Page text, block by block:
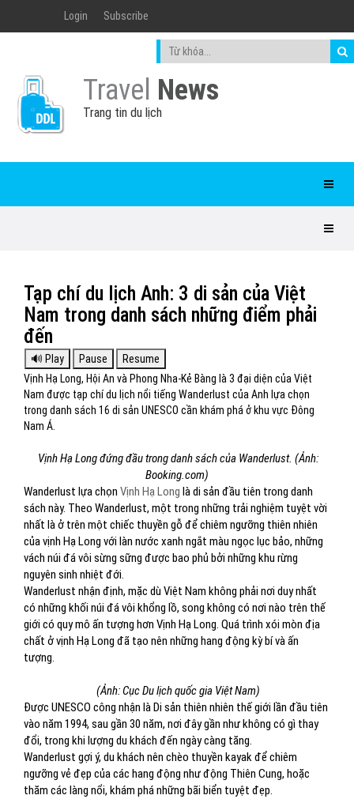
Login Subscribe
Travel News
Trang tin du lịch
Tạp chí du lịch Anh: 3 di sản của Việt
Nam trong danh sách những điểm phải
đến
Vịnh Hạ Long, Hội An và Phong Nha-Kẻ Bàng là 3 đại diện của Việt
Nam được tạp chí du lịch nổi tiếng Wanderlust của Anh lựa chọn
trong danh sách 16 di sản UNESCO cần khám phá ở khu vực Đông
Nam Á.
Vịnh Hạ Long đứng đầu trong danh sách của Wanderlust. (Ảnh:
Booking.com)
Wanderlust lựa chọn Vịnh Hạ Long là di sản đầu tiên trong danh
sách này. Theo Wanderlust, một trong những trải nghiệm tuyệt vời
nhất là ở trên một chiếc thuyền gỗ để chiêm ngưỡng thiên nhiên
của vịnh Hạ Long với làn nước xanh ngắt màu ngọc lục bảo, những
vách núi đá vôi sừng sững được bao phủ bởi những khu rừng
nguyên sinh nhiệt đới.
Wanderlust nhận định, mặc dù Việt Nam không phải nơi duy nhất
có những khối núi đá vôi khổng lồ, song không có nơi nào trên thế
giới có quy mô ấn tượng hơn Vịnh Hạ Long. Quá trình xói mòn địa
chất ở vịnh Hạ Long đã tạo nên những hang động kỳ bí và ấn
tượng.
(Ảnh: Cục Du lịch quốc gia Việt Nam)
Được UNESCO công nhận là Di sản thiên nhiên thế giới lần đầu tiên
vào năm 1994, sau gần 30 năm, nơi đây gần như không có gì thay
đổi, trong khi lượng du khách đến ngày càng tăng.
Wanderlust gợi ý, du khách nên chèo thuyền kayak để chiêm
ngưỡng vẻ đẹp của các hang động như động Thiên Cung, hoặc
thăm các làng nổi, khám phá những bãi biển tuyệt đẹp.